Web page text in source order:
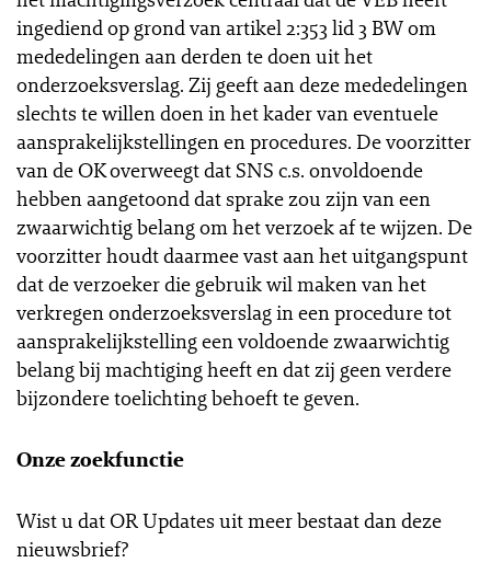
ingediend op grond van artikel 2:353 lid 3 BW om
mededelingen aan derden te doen uit het
onderzoeksverslag. Zij geeft aan deze mededelingen
slechts te willen doen in het kader van eventuele
aansprakelijkstellingen en procedures. De voorzitter
van de OK overweegt dat SNS c.s. onvoldoende
hebben aangetoond dat sprake zou zijn van een
zwaarwichtig belang om het verzoek af te wijzen. De
voorzitter houdt daarmee vast aan het uitgangspunt
dat de verzoeker die gebruik wil maken van het
verkregen onderzoeksverslag in een procedure tot
aansprakelijkstelling een voldoende zwaarwichtig
belang bij machtiging heeft en dat zij geen verdere
bijzondere toelichting behoeft te geven.
Onze zoekfunctie
Wist u dat OR Updates uit meer bestaat dan deze
nieuwsbrief?